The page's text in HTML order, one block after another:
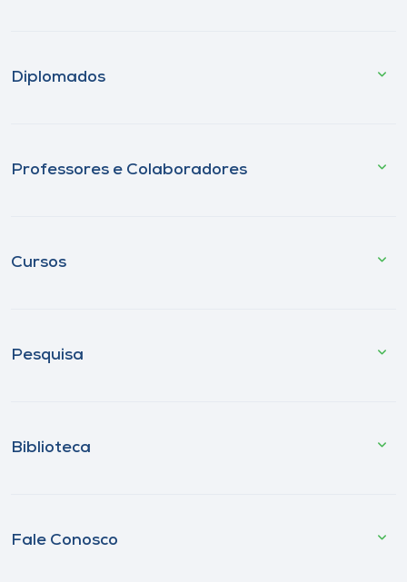
Diplomados
Professores e Colaboradores
Cursos
Pesquisa
Biblioteca
Fale Conosco